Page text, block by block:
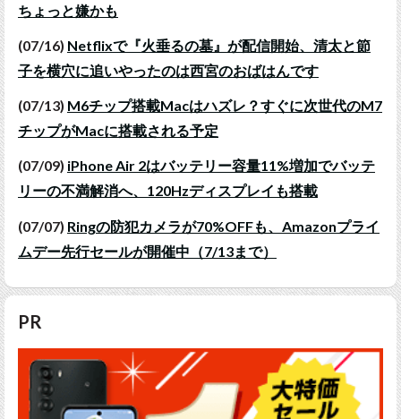
ちょっと嫌かも
(07/16) Netflixで『火垂るの墓』が配信開始、清太と節
子を横穴に追いやったのは西宮のおばはんです
(07/13) M6チップ搭載Macはハズレ？すぐに次世代のM7
チップがMacに搭載される予定
(07/09) iPhone Air 2はバッテリー容量11%増加でバッテ
リーの不満解消へ、120Hzディスプレイも搭載
(07/07) Ringの防犯カメラが70%OFFも、Amazonプライ
ムデー先行セールが開催中（7/13まで）
PR